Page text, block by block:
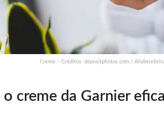
Creme – Créditos: depositphotos.com /
creme da Garnier